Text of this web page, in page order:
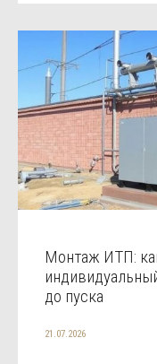
Монтаж ИТП:
до пуска
21.07.2026